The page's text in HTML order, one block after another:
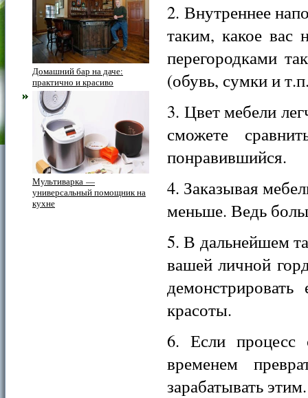
Домашний бар на даче:
практично и красиво
Мультиварка —
универсальный помощник на
кухне
2. Внутреннее
таким, какое вас
перегородками
(обувь, сумки и
3. Цвет мебели
сможете
понравившийся.
4. Заказывая
меньше. Ведь
5. В дальнейшем
вашей личной
красоты.
6. Если процесс
временем
зарабатывать этим.